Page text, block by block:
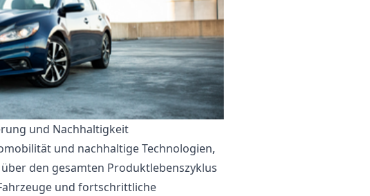
und Nachhaltigkeit
und nachhaltige Technologien,
über den gesamten Produktlebenszyklus
und fortschrittliche